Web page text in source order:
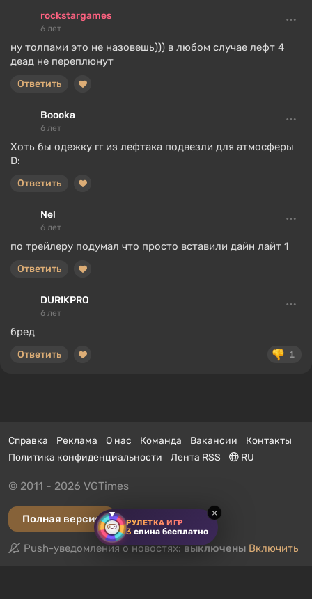
РУЛЕТКА ИГР
3 спина бесплатно
×
rockstargames
6 лет
ну толпами это не назовешь))) в любом случае лефт 4
деад не переплюнут
Ответить
Boooka
6 лет
Хоть бы одежку гг из лефтака подвезли для атмосферы
D:
Ответить
Nel
6 лет
по трейлеру подумал что просто вставили дайн лайт 1
Ответить
DURIKPRO
6 лет
бред
1
Ответить
Справка Реклама О нас Команда Вакансии
Контакты
Политика конфиденциальности
Лента RSS RU
© 2011 - 2026 VGTimes
Полная версия
Push-уведомления о новостях:выключены Включить